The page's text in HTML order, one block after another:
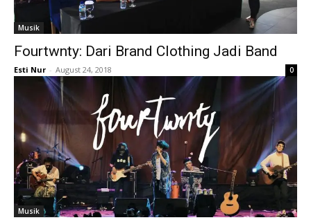
Musik
Fourtwnty: Dari Brand Clothing Jadi Band
Esti Nur - August 24, 2018 0
Musik